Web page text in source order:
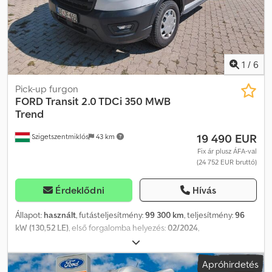
1 / 6
Szigetszentmiklós 43 km
Pick-up furgon
FORDTransit 2.0 TDCi 350 MWB
Trend
19 490 EUR
Fix ár plusz ÁFA-val
(24 752 EUR bruttó)
Érdeklődni Hívás
Állapot: használt, futásteljesítmény:99 300 km, teljesítmény:96
kW (130,52 LE), első forgalomba helyezés:02/2024,
, össztömeg:
(TÜV):02/2028, szín:fehér, hajtástípus:mechanikai, kibocsátási
osztály:Euro 6, ülések száma:7, raktér hossza:2 420 mm,
Apróhirdetés